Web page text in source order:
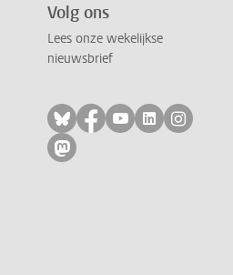
Volg ons
Lees onze wekelijkse
nieuwsbrief
Volg ons op bluesky
Volg ons op
Volg ons op
Volg ons
Volg
Volg ons op mastodon